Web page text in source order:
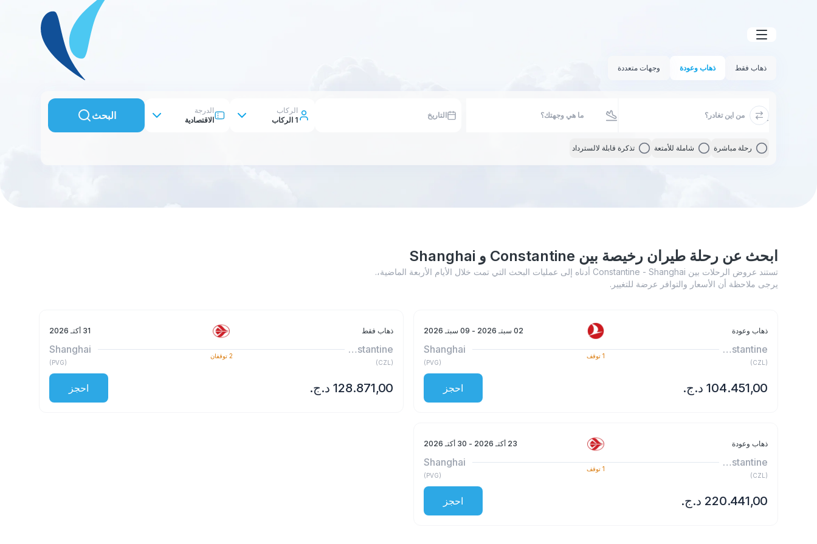
ذهاب فقط ذهاب وعودة وجهات متعددة
التاريخ
الركاب
1 الركاب
الدرجة
الاقتصادية
البحث
رحلة مباشرة شاملة للأمتعة تذكرة قابلة لالسترداد
ابحث عن رحلة طيران رخيصة بين Constantine و Shanghai
تستند عروض الرحلات بين Constantine - Shanghai أدناه إلى عمليات البحث التي تمت خلال الأيام الأربعة الماضية،.
يرجى ملاحظة أن الأسعار والتوافر عرضة للتغيير.
ذهاب وعودة 02 سبتـ 2026 - 09 سبتـ 2026
Constantine
(
CZL
)
1 توقف
Shanghai
(
PVG
)
احجز
ذهاب فقط 31 أكتـ 2026
Constantine
(
CZL
)
2 توقفان
Shanghai
(
PVG
)
احجز
ذهاب وعودة 23 أكتـ 2026 - 30 أكتـ 2026
Constantine
(
CZL
)
1 توقف
Shanghai
(
PVG
)
احجز